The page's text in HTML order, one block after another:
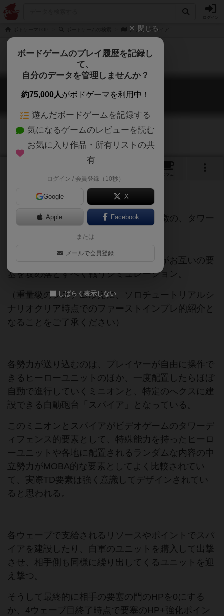
クラウドスパイア
クラウドスパイア
Cloudspire
カフェ
豪華かつ機能的なコンポーネントが特徴の、タワー
ディフェンス+MOBAな重量級ボドゲ
空に浮かぶ群島を舞台に、様々な勢力がお互いの要
塞を攻め落とすべく戦うシミュレーション。
（重量級のシステムゆえに、ソロチュートリアルシ
ナリオクリア時点でのファーストインプレ的紹介と
なることをご了承ください）
各勢力が送り込むのは、プレイヤーが自由に操作で
きるヒーローユニットのほか、一度配置したらほぼ
自動で進行していくミニオンと、特定のへクスに建
設できる自動砲台「スパイア」となっている。
このミニオンとスパイアがビデオゲームのタワーデ
ィフェンス的要素として、特殊能力を持ったヒーロ
ーユニットや各地に配置されるランダムな内容の中
立勢力がMOBA的な要素としてよく比較されてい
て、実際TD要素は強く意識してデザインされてい
ると思われる。
各ウェーブで支給されるリソースやポイントでスパ
イアを建設したり、自軍のユニットを購入して出撃
させ、相手側も同様に繰り出してくるユニットを迎
え撃つ。
そうして最終的に相手の要塞の門のHPを0にする
か、4ウェーブ目終了時点で要塞のHP+強化ポイン
閉じる
ボードゲームのプレイ履歴を記録し
て、
自分のデータを管理しませんか？
約75,000人がボドゲーマを利用中！
遊んだボードゲームを記録する
気になるゲームのレビューを読む
お気に入り作品・所有リストの共
有
ログイン / 会員登録（10秒）
Google X
Apple Facebook
または
メールで会員登録
しばらく表示しない